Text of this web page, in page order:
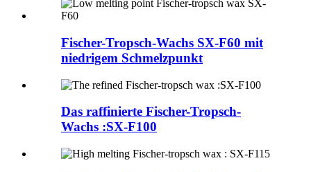
Fischer-Tropsch-Wachs SX-F60 mit
niedrigem Schmelzpunkt
Das raffinierte Fischer-Tropsch-
Wachs :SX-F100